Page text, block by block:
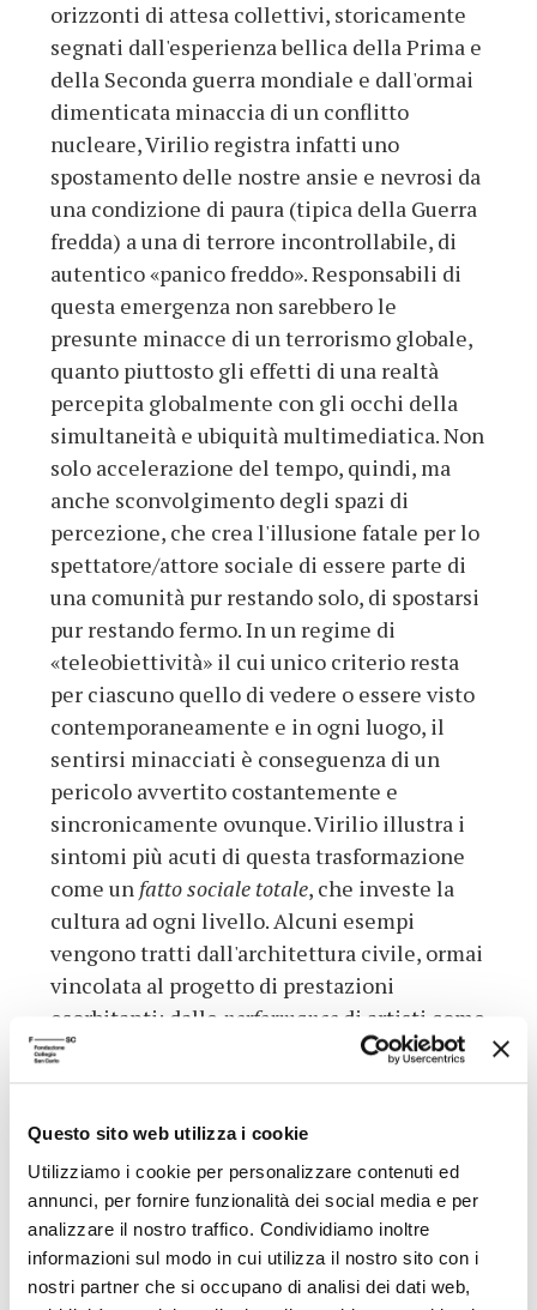
Questo sito web utilizza i cookie
Utilizziamo i cookie per personalizzare contenuti ed
annunci, per fornire funzionalità dei social media e per
analizzare il nostro traffico. Condividiamo inoltre
informazioni sul modo in cui utilizza il nostro sito con i
nostri partner che si occupano di analisi dei dati web,
orizzonti di attesa collettivi, storicamente
segnati dall'esperienza bellica della Prima e
della Seconda guerra mondiale e dall'ormai
dimenticata minaccia di un conflitto
nucleare, Virilio registra infatti uno
spostamento delle nostre ansie e nevrosi da
una condizione di paura (tipica della Guerra
fredda) a una di terrore incontrollabile, di
autentico «panico freddo». Responsabili di
questa emergenza non sarebbero le
presunte minacce di un terrorismo globale,
quanto piuttosto gli effetti di una realtà
percepita globalmente con gli occhi della
simultaneità e ubiquità multimediatica. Non
solo accelerazione del tempo, quindi, ma
anche sconvolgimento degli spazi di
percezione, che crea l'illusione fatale per lo
spettatore/attore sociale di essere parte di
una comunità pur restando solo, di spostarsi
pur restando fermo. In un regime di
«teleobiettività» il cui unico criterio resta
per ciascuno quello di vedere o essere visto
contemporaneamente e in ogni luogo, il
sentirsi minacciati è conseguenza di un
pericolo avvertito costantemente e
sincronicamente ovunque. Virilio illustra i
sintomi più acuti di questa trasformazione
come un fatto sociale totale, che investe la
cultura ad ogni livello. Alcuni esempi
vengono tratti dall'architettura civile, ormai
vincolata al progetto di prestazioni
esorbitanti; dalle performance di artisti come
Yves Klein, pittore senza opera, autore
senza autorità che sostituisce ed esibisce la
o nella pagina bianca; daiLand Artists
americani, influenzati da una visione
"satellitare" del paesaggio; dalle stesse
politiche di promozione culturale, che con
operazioni di marketing volte a un pubblico